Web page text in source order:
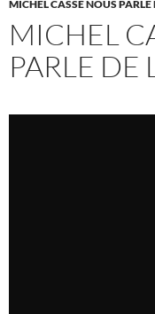
MICHEL CASSÉ NOUS PARLE
MICHEL
PARLE DE